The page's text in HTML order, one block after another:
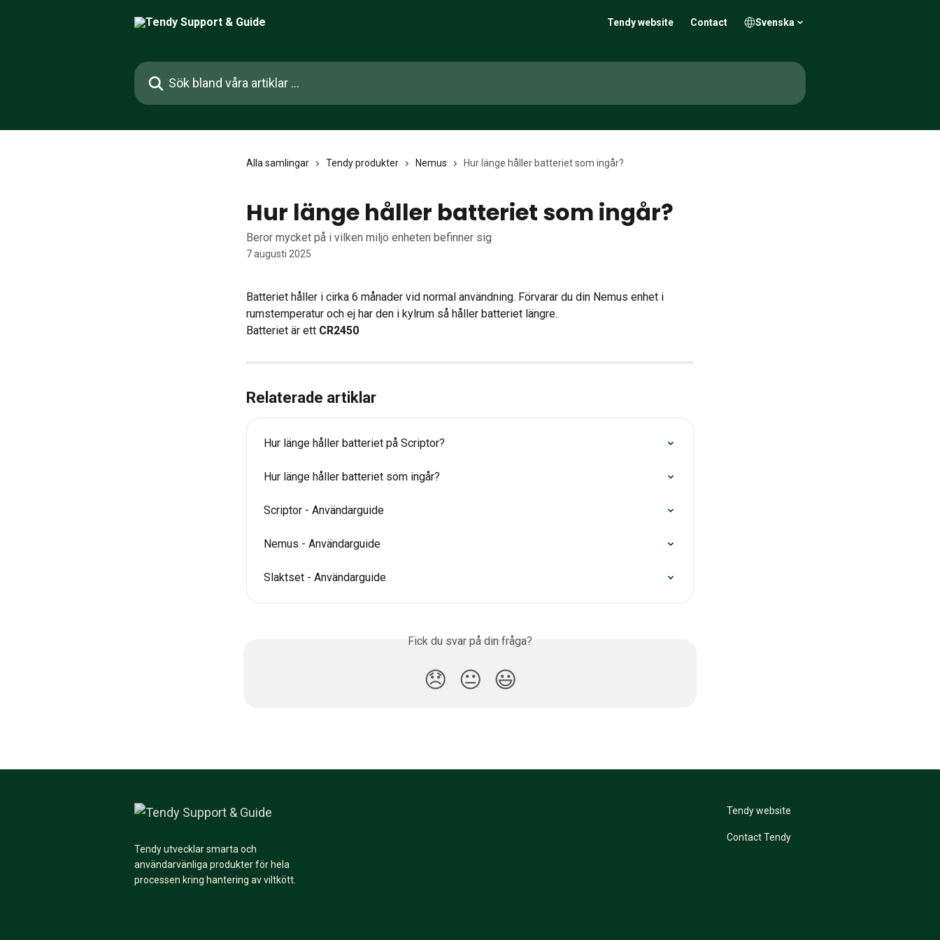
Tendy website Contact Svenska
Sök bland våra artiklar …
Alla samlingar Tendy produkter Nemus Hur länge håller batteriet som ingår?
Hur länge håller batteriet som ingår?
Beror mycket på i vilken miljö enheten befinner sig
7 augusti 2025
Batteriet håller i cirka 6 månader vid normal användning. Förvarar du din Nemus enhet i
rumstemperatur och ej har den i kylrum så håller batteriet längre.
Batteriet är ett CR2450
Relaterade artiklar
Hur länge håller batteriet på Scriptor?
Hur länge håller batteriet som ingår?
Scriptor - Användarguide
Nemus - Användarguide
Slaktset - Användarguide
Fick du svar på din fråga?
😞 😐 😃
Tendy utvecklar smarta och
användarvänliga produkter för hela
processen kring hantering av viltkött.
Tendy website
Contact Tendy